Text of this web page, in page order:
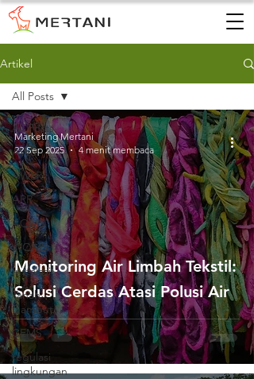
Artikel
All Posts
AWS
AWLR
ARR
AQMS
WQMS
Instalasi
Tanah
Gambut
CEMS
regulasi
lingkungan
All Posts
Monitoring Air Limbah Tekstil:
Solusi Cerdas Atasi Polusi Air
Marketing Mertani
22 Sep 2025
4 menit membaca